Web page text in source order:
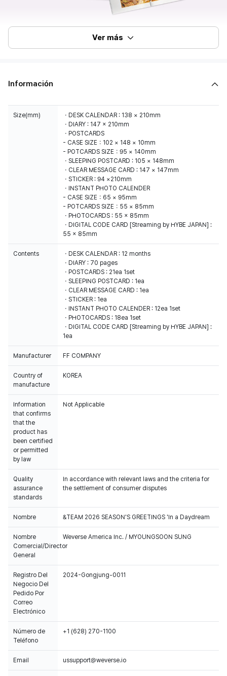
Ver más
Información
Size(mm)
・DESK CALENDAR : 138 × 210mm
・DIARY : 147 x 210mm
・POSTCARDS
- CASE SIZE：102 × 148 × 10mm
- POTCARDS SIZE：95 × 140mm
・SLEEPING POSTCARD : 105 × 148mm
・CLEAR MESSAGE CARD : 147 × 147mm
・STICKER : 94 ×210mm
・INSTANT PHOTO CALENDER
- CASE SIZE：65 × 95mm
- POTCARDS SIZE：55 × 85mm
・PHOTOCARDS : 55 x 85mm
・DIGITAL CODE CARD [Streaming by HYBE JAPAN] :
55 x 85mm
Contents
・DESK CALENDAR : 12 months
・DIARY : 70 pages
・POSTCARDS : 21ea 1set
・SLEEPING POSTCARD : 1ea
・CLEAR MESSAGE CARD : 1ea
・STICKER : 1ea
・INSTANT PHOTO CALENDER : 12ea 1set
・PHOTOCARDS : 18ea 1set
・DIGITAL CODE CARD [Streaming by HYBE JAPAN] :
1ea
Manufacturer FF COMPANY
Country of
manufacture
KOREA
Information
that confirms
that the
product has
been certified
or permitted
by law
Not Applicable
Quality
assurance
standards
In accordance with relevant laws and the criteria for
the settlement of consumer disputes
Nombre &TEAM 2026 SEASON'S GREETINGS 'In a Daydream
Nombre
Comercial/Director
General
Weverse America Inc. / MYOUNGSOON SUNG
Registro Del
Negocio Del
Pedido Por
Correo
Electrónico
2024-Gongjung-0011
Número de
Teléfono
+1 (628) 270-1100
Email ussupport@weverse.io